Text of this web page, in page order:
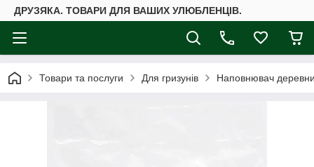
ДРУЗЯКА. ТОВАРИ ДЛЯ ВАШИХ УЛЮБЛЕНЦІВ.
Товари та послуги Для гризунів Наповнювач